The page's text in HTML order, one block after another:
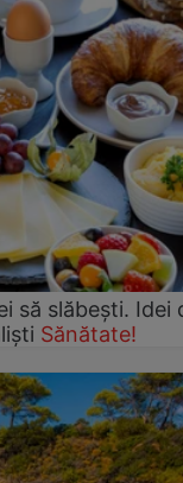
să slăbești. Idei
Sănătate!